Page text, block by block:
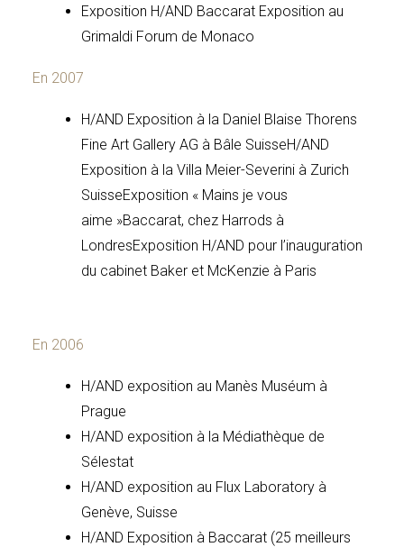
Exposition H/AND Baccarat Exposition au
Grimaldi Forum de Monaco
En 2007
H/AND Exposition à la Daniel Blaise Thorens
Fine Art Gallery AG à Bâle SuisseH/AND
Exposition à la Villa Meier-Severini à Zurich
SuisseExposition « Mains je vous
aime »Baccarat, chez Harrods à
LondresExposition H/AND pour l’inauguration
du cabinet Baker et McKenzie à Paris
En 2006
H/AND exposition au Manès Muséum à
Prague
H/AND exposition à la Médiathèque de
Sélestat
H/AND exposition au Flux Laboratory à
Genève, Suisse
H/AND Exposition à Baccarat (25 meilleurs